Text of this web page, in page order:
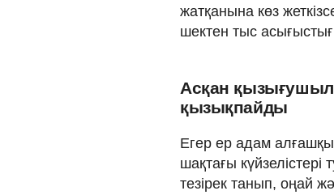
жатқанына көз
шектен тыс
Асқан
қызықпайды
Егер ер адам алғашқы
шақтағы
тезірек танып, оңай